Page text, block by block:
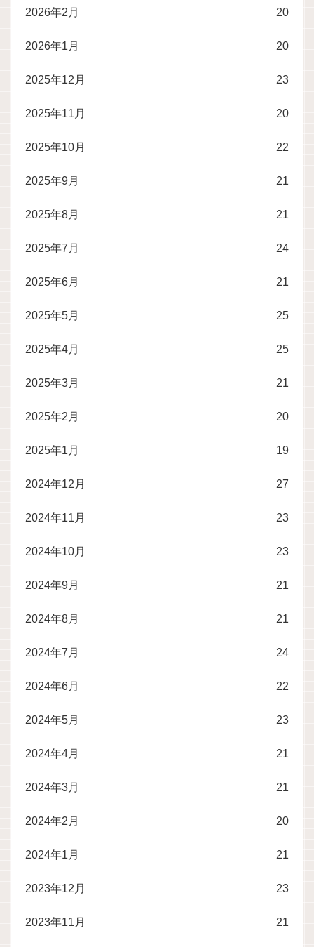
2026年2月 20
2026年1月 20
2025年12月 23
2025年11月 20
2025年10月 22
2025年9月 21
2025年8月 21
2025年7月 24
2025年6月 21
2025年5月 25
2025年4月 25
2025年3月 21
2025年2月 20
2025年1月 19
2024年12月 27
2024年11月 23
2024年10月 23
2024年9月 21
2024年8月 21
2024年7月 24
2024年6月 22
2024年5月 23
2024年4月 21
2024年3月 21
2024年2月 20
2024年1月 21
2023年12月 23
2023年11月 21